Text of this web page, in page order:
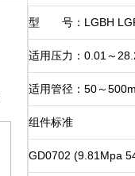
型 号：LGBH
适用压力：0.01～
适用管径：50～
组件标准
GD0702 (9.81Mpa